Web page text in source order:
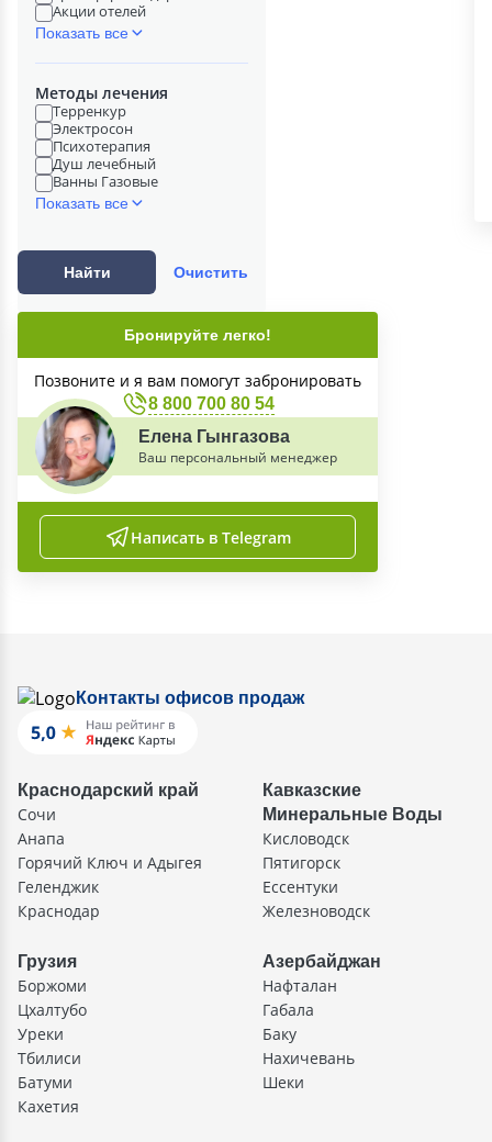
Акции отелей
Показать все
Методы лечения
Терренкур
Электросон
Психотерапия
Душ лечебный
Ванны Газовые
Показать все
Найти Очистить
Бронируйте легко!
Позвоните и я вам помогут забронировать
8 800 700 80 54
Елена Гынгазова
Ваш персональный менеджер
Написать в Telegram
Контакты офисов продаж
Краснодарский край
Сочи
Анапа
Горячий Ключ и Адыгея
Геленджик
Краснодар
Кавказские
Минеральные Воды
Кисловодск
Пятигорск
Ессентуки
Железноводск
Грузия
Боржоми
Цхалтубо
Уреки
Тбилиси
Батуми
Кахетия
Азербайджан
Нафталан
Габала
Баку
Нахичевань
Шеки